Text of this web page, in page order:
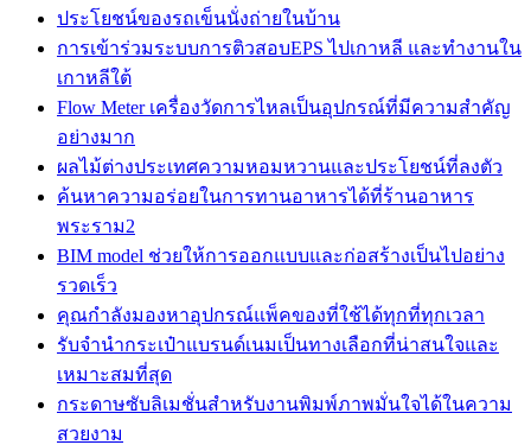
ประโยชน์ของรถเข็นนั่งถ่ายในบ้าน
การเข้าร่วมระบบการติวสอบEPS ไปเกาหลี และทำงานใน
เกาหลีใต้
Flow Meter เครื่องวัดการไหลเป็นอุปกรณ์ที่มีความสำคัญ
อย่างมาก
ผลไม้ต่างประเทศความหอมหวานและประโยชน์ที่ลงตัว
ค้นหาความอร่อยในการทานอาหารได้ที่ร้านอาหาร
พระราม2
BIM model ช่วยให้การออกแบบและก่อสร้างเป็นไปอย่าง
รวดเร็ว
คุณกำลังมองหาอุปกรณ์แพ็คของที่ใช้ได้ทุกที่ทุกเวลา
รับจำนำกระเป๋าแบรนด์เนมเป็นทางเลือกที่น่าสนใจและ
เหมาะสมที่สุด
กระดาษซับลิเมชั่นสำหรับงานพิมพ์ภาพมั่นใจได้ในความ
สวยงาม